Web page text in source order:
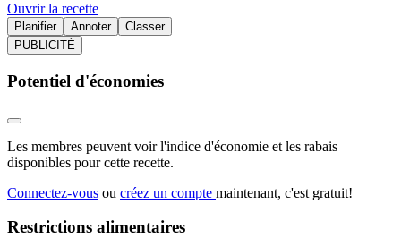
Ouvrir la recette
Planifier Annoter
Classer
PUBLICITÉ
Potentiel d'économies
Les membres peuvent voir l'indice d'économie et les rabais
disponibles pour cette recette.
Connectez-vous ou créez un compte maintenant, c'est gratuit!
Restrictions alimentaires